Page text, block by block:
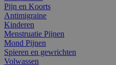
Pijn en Koorts
Antimigraine
Kinderen
Menstruatie Pijnen
Mond Pijnen
Spieren en gewrichten
Volwassen